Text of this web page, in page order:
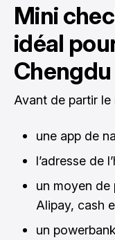
Mini
idéal
Chengdu
Avant de partir le
une app de
l’adresse de
un moyen de
Alipay, cash
un powerbank